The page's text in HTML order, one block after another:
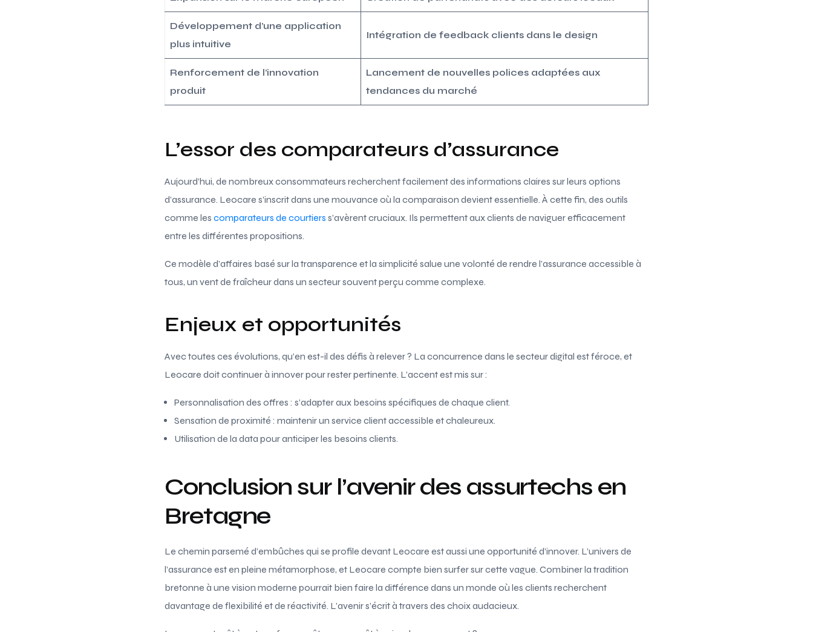
Développement d’une application
plus intuitive
Intégration de feedback clients dans le design
Renforcement de l’innovation
produit
Lancement de nouvelles polices adaptées aux
tendances du marché
L’essor des comparateurs d’assurance
Aujourd’hui, de nombreux consommateurs recherchent facilement des informations claires sur leurs options
d’assurance. Leocare s’inscrit dans une mouvance où la comparaison devient essentielle. À cette fin, des outils
comme les comparateurs de courtiers s’avèrent cruciaux. Ils permettent aux clients de naviguer efficacement
entre les différentes propositions.
Ce modèle d’affaires basé sur la transparence et la simplicité salue une volonté de rendre l’assurance accessible à
tous, un vent de fraîcheur dans un secteur souvent perçu comme complexe.
Enjeux et opportunités
Avec toutes ces évolutions, qu’en est-il des défis à relever ? La concurrence dans le secteur digital est féroce, et
Leocare doit continuer à innover pour rester pertinente. L’accent est mis sur :
Personnalisation des offres : s’adapter aux besoins spécifiques de chaque client.
Sensation de proximité : maintenir un service client accessible et chaleureux.
Utilisation de la data pour anticiper les besoins clients.
Conclusion sur l’avenir des assurtechs en
Bretagne
Le chemin parsemé d’embûches qui se profile devant Leocare est aussi une opportunité d’innover. L’univers de
l’assurance est en pleine métamorphose, et Leocare compte bien surfer sur cette vague. Combiner la tradition
bretonne à une vision moderne pourrait bien faire la différence dans un monde où les clients recherchent
davantage de flexibilité et de réactivité. L’avenir s’écrit à travers des choix audacieux.